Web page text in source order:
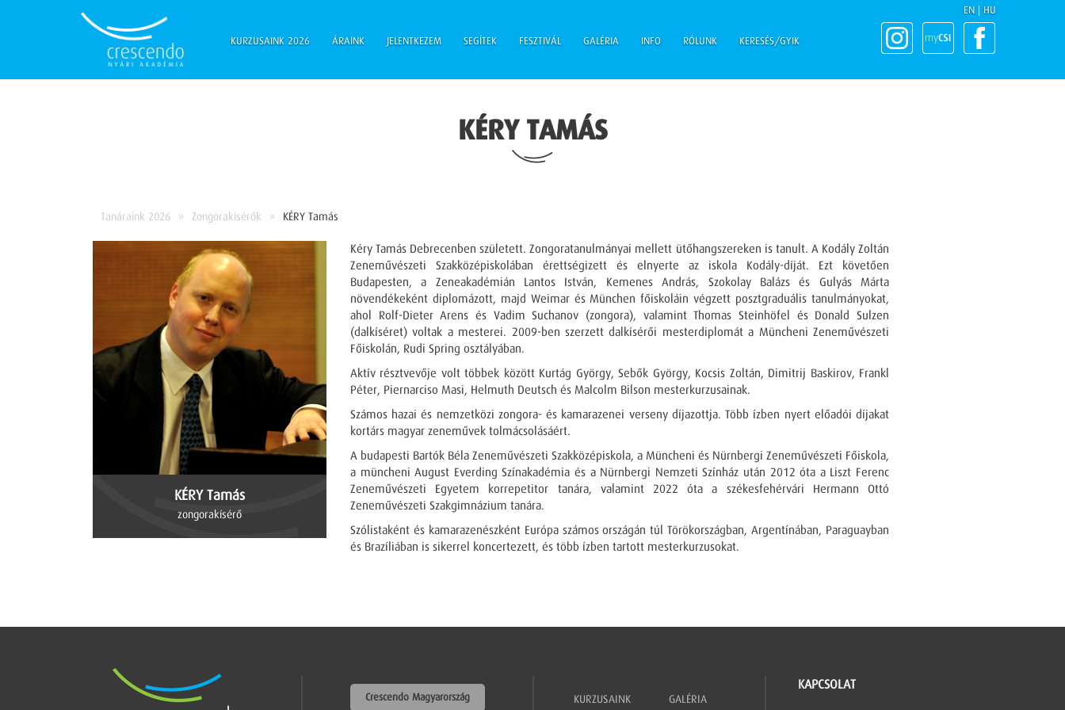
EN HU
KURZUSAINK 2026 ÁRAINK JELENTKEZEM SEGÍTEK FESZTIVÁL GALÉRIA INFO RÓLUNK KERESÉS/GYIK
KÉRY TAMÁS
Tanáraink 2026 Zongorakísérők KÉRY Tamás
KÉRY Tamás
zongorakísérő
Kéry Tamás Debrecenben született. Zongoratanulmányai mellett ütőhangszereken is tanult. A Kodály Zoltán
Zeneművészeti Szakközépiskolában érettségizett és elnyerte az iskola Kodály-díját. Ezt követően
Budapesten, a Zeneakadémián Lantos István, Kemenes András, Szokolay Balázs és Gulyás Márta
növendékeként diplomázott, majd Weimar és München főiskoláin végzett posztgraduális tanulmányokat,
ahol Rolf-Dieter Arens és Vadim Suchanov (zongora), valamint Thomas Steinhöfel és Donald Sulzen
(dalkíséret) voltak a mesterei. 2009-ben szerzett dalkísérői mesterdiplomát a Müncheni Zeneművészeti
Főiskolán, Rudi Spring osztályában.
Aktív résztvevője volt többek között Kurtág György, Sebők György, Kocsis Zoltán, Dimitrij Baskirov, Frankl
Péter, Piernarciso Masi, Helmuth Deutsch és Malcolm Bilson mesterkurzusainak.
Számos hazai és nemzetközi zongora- és kamarazenei verseny díjazottja. Több ízben nyert előadói díjakat
kortárs magyar zeneművek tolmácsolásáért.
A budapesti Bartók Béla Zeneművészeti Szakközépiskola, a Müncheni és Nürnbergi Zeneművészeti Főiskola,
a müncheni August Everding Színakadémia és a Nürnbergi Nemzeti Színház után 2012 óta a Liszt Ferenc
Zeneművészeti Egyetem korrepetitor tanára, valamint 2022 óta a székesfehérvári Hermann Ottó
Zeneművészeti Szakgimnázium tanára.
Szólistaként és kamarazenészként Európa számos országán túl Törökországban, Argentínában, Paraguayban
és Brazíliában is sikerrel koncertezett, és több ízben tartott mesterkurzusokat.
Crescendo Magyarország KURZUSAINK GALÉRIA
KAPCSOLAT